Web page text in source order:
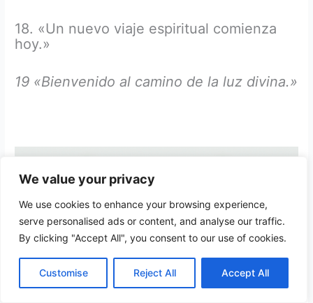
We value your privacy
We use cookies to enhance your browsing experience,
serve personalised ads or content, and analyse our traffic.
By clicking "Accept All", you consent to our use of cookies.
Customise Reject All Accept All
18. «Un nuevo viaje espiritual comienza
hoy.»
19 «Bienvenido al camino de la luz divina.»